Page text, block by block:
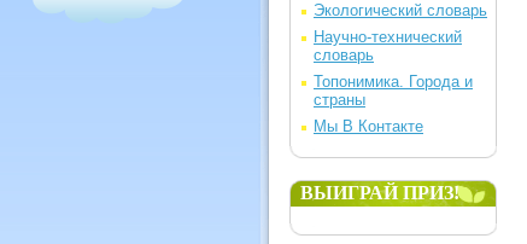
Экологический словарь
Научно-технический
словарь
Топонимика. Города и
страны
Мы В Контакте
ВЫИГРАЙ ПРИЗ!